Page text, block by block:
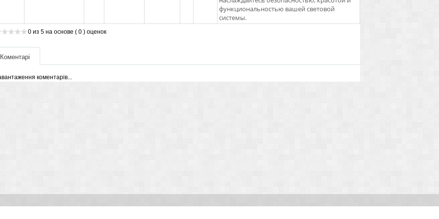
функциональностью вашей световой
системы.
0 из 5 на основе ( 0 ) оценок
Коментарі
коментарів...